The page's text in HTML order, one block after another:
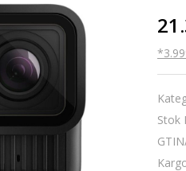
Stok